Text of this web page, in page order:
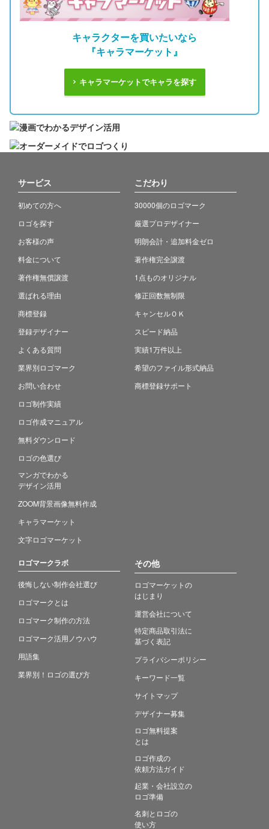
キャラクターを買いたいなら
『キャラマーケット』
キャラマーケットでキャラを探す
サービス
初めての方へ
ロゴを探す
お客様の声
料金について
著作権無償譲渡
選ばれる理由
商標登録
登録デザイナー
よくある質問
業界別ロゴマーク
お問い合わせ
ロゴ制作実績
ロゴ作成マニュアル
無料ダウンロード
ロゴの色選び
マンガでわかる
デザイン活用
ZOOM背景画像無料作成
キャラマーケット
文字ロゴマーケット
こだわり
30000個のロゴマーク
厳選プロデザイナー
明朗会計・追加料金ゼロ
著作権完全譲渡
1点ものオリジナル
修正回数無制限
キャンセルＯＫ
スピード納品
実績1万件以上
希望のファイル形式納品
商標登録サポート
ロゴマークラボ
後悔しない制作会社選び
ロゴマークとは
ロゴマーク制作の方法
ロゴマーク活用ノウハウ
用語集
業界別！ロゴの選び方
その他
ロゴマーケットの
はじまり
運営会社について
特定商品取引法に
基づく表記
プライバシーポリシー
キーワード一覧
サイトマップ
デザイナー募集
ロゴ無料提案
とは
ロゴ作成の
依頼方法ガイド
起業・会社設立の
ロゴ準備
名刺とロゴの
使い方